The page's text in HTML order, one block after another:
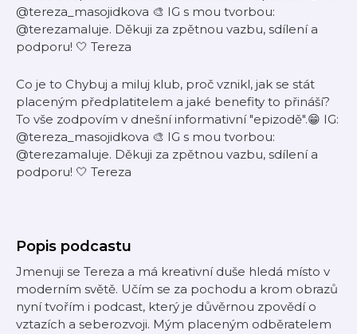
@tereza_masojidkova 🎨 IG s mou tvorbou:
@terezamaluje. Děkuji za zpětnou vazbu, sdílení a
podporu! 🤍 Tereza
Co je to Chybuj a miluj klub, proč vznikl, jak se stát
placeným předplatitelem a jaké benefity to přináší?
To vše zodpovím v dnešní informativní "epizodě".😁 IG:
@tereza_masojidkova 🎨 IG s mou tvorbou:
@terezamaluje. Děkuji za zpětnou vazbu, sdílení a
podporu! 🤍 Tereza
Popis podcastu
Jmenuji se Tereza a má kreativní duše hledá místo v
moderním světě. Učím se za pochodu a krom obrazů
nyní tvořím i podcast, který je důvěrnou zpovědí o
vztazích a seberozvoji. Mým placeným odběratelem